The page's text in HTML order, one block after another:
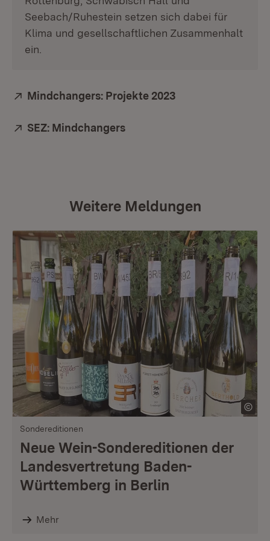
Seebach/Ruhestein setzen sich dabei für
Klima und gesellschaftlichen Zusammenhalt
ein.
Extern:
Mindchangers: Projekte 2023
Extern:
SEZ: Mindchangers
Weitere Meldungen
Sondereditionen
Neue Wein-Sondereditionen der
Landesvertretung Baden-
Württemberg in Berlin
Mehr